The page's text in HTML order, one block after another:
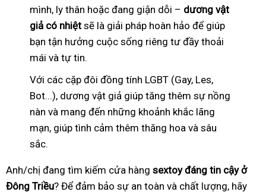
mình, ly thân hoặc đang giận dỗi – dương vật
giả có nhiệt sẽ là giải pháp hoàn hảo để giúp
bạn tận hưởng cuộc sống riêng tư đầy thoải
mái và tự tin.
Với các cặp đôi đồng tính LGBT (Gay, Les,
Bot...), dương vật giả giúp tăng thêm sự nồng
nàn và mang đến những khoảnh khắc lãng
mạn, giúp tình cảm thêm thăng hoa và sâu
sắc.
Anh/chị đang tìm kiếm cửa hàng sextoy đáng tin cậy ở
Đông Triều? Để đảm bảo sự an toàn và chất lượng, hãy